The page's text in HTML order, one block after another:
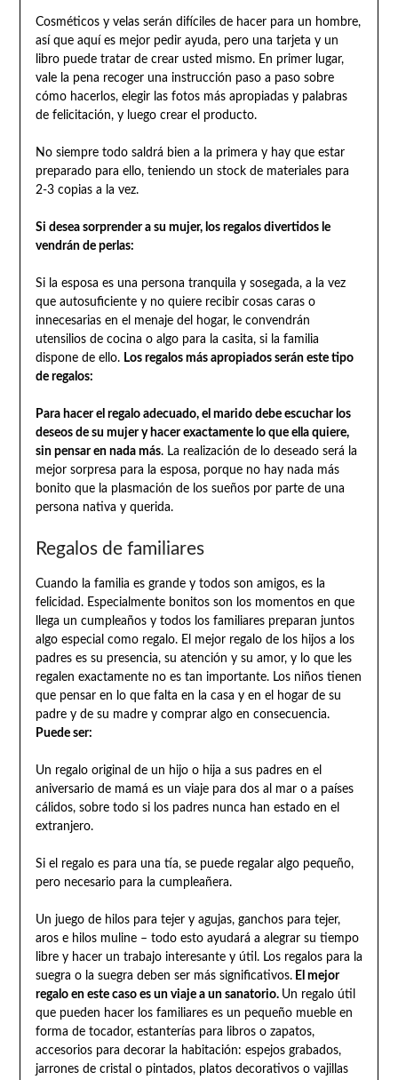
Cosméticos y velas serán difíciles de hacer para un hombre,
así que aquí es mejor pedir ayuda, pero una tarjeta y un
libro puede tratar de crear usted mismo. En primer lugar,
vale la pena recoger una instrucción paso a paso sobre
cómo hacerlos, elegir las fotos más apropiadas y palabras
de felicitación, y luego crear el producto.
No siempre todo saldrá bien a la primera y hay que estar
preparado para ello, teniendo un stock de materiales para
2-3 copias a la vez.
Si desea sorprender a su mujer, los regalos divertidos le
vendrán de perlas:
Si la esposa es una persona tranquila y sosegada, a la vez
que autosuficiente y no quiere recibir cosas caras o
innecesarias en el menaje del hogar, le convendrán
utensilios de cocina o algo para la casita, si la familia
dispone de ello. Los regalos más apropiados serán este tipo
de regalos:
Para hacer el regalo adecuado, el marido debe escuchar los
deseos de su mujer y hacer exactamente lo que ella quiere,
sin pensar en nada más. La realización de lo deseado será la
mejor sorpresa para la esposa, porque no hay nada más
bonito que la plasmación de los sueños por parte de una
persona nativa y querida.
Regalos de familiares
Cuando la familia es grande y todos son amigos, es la
felicidad. Especialmente bonitos son los momentos en que
llega un cumpleaños y todos los familiares preparan juntos
algo especial como regalo. El mejor regalo de los hijos a los
padres es su presencia, su atención y su amor, y lo que les
regalen exactamente no es tan importante. Los niños tienen
que pensar en lo que falta en la casa y en el hogar de su
padre y de su madre y comprar algo en consecuencia.
Puede ser:
Un regalo original de un hijo o hija a sus padres en el
aniversario de mamá es un viaje para dos al mar o a países
cálidos, sobre todo si los padres nunca han estado en el
extranjero.
Si el regalo es para una tía, se puede regalar algo pequeño,
pero necesario para la cumpleañera.
Un juego de hilos para tejer y agujas, ganchos para tejer,
aros e hilos muline – todo esto ayudará a alegrar su tiempo
libre y hacer un trabajo interesante y útil. Los regalos para la
suegra o la suegra deben ser más significativos.El mejor
regalo en este caso es un viaje a un sanatorio. Un regalo útil
que pueden hacer los familiares es un pequeño mueble en
forma de tocador, estanterías para libros o zapatos,
accesorios para decorar la habitación: espejos grabados,
jarrones de cristal o pintados, platos decorativos o vajillas